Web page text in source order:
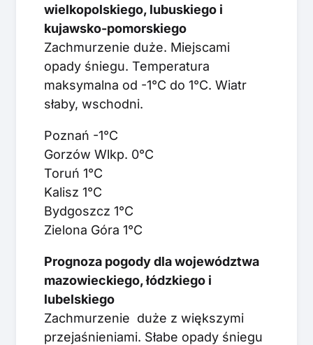
wielkopolskiego, lubuskiego i
kujawsko-pomorskiego
Zachmurzenie duże. Miejscami
opady śniegu. Temperatura
maksymalna od -1°C do 1°C. Wiatr
słaby, wschodni.
Poznań -1°C
Gorzów Wlkp. 0°C
Toruń 1°C
Kalisz 1°C
Bydgoszcz 1°C
Zielona Góra 1°C
Prognoza pogody dla województwa
mazowieckiego, łódzkiego i
lubelskiego
Zachmurzenie duże z większymi
przejaśnieniami. Słabe opady śniegu